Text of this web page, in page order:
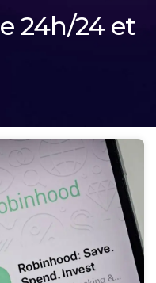
24h/24 et